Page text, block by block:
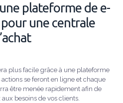
plateforme de e-
une centrale
plus facile grâce à une plateforme
se feront en ligne et chaque
être menée rapidement afin de
besoins de vos clients.